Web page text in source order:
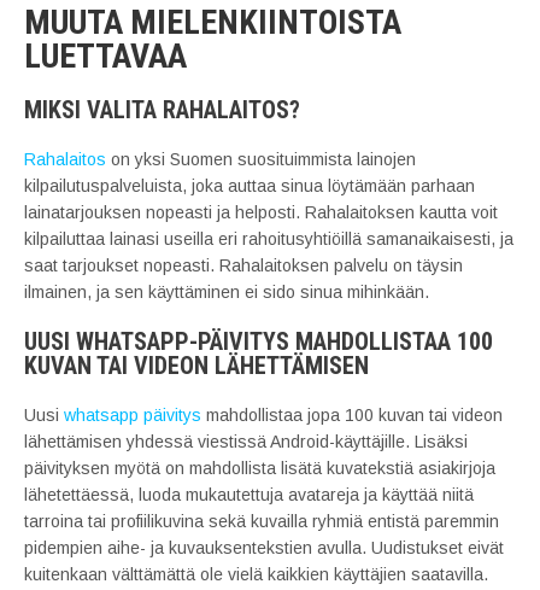
MUUTA MIELENKIINTOISTA
LUETTAVAA
MIKSI VALITA RAHALAITOS?
Rahalaitos on yksi Suomen suosituimmista lainojen
kilpailutuspalveluista, joka auttaa sinua löytämään parhaan
lainatarjouksen nopeasti ja helposti. Rahalaitoksen kautta voit
kilpailuttaa lainasi useilla eri rahoitusyhtiöillä samanaikaisesti, ja
saat tarjoukset nopeasti. Rahalaitoksen palvelu on täysin
ilmainen, ja sen käyttäminen ei sido sinua mihinkään.
UUSI WHATSAPP-PÄIVITYS MAHDOLLISTAA 100
KUVAN TAI VIDEON LÄHETTÄMISEN
Uusi whatsapp päivitys mahdollistaa jopa 100 kuvan tai videon
lähettämisen yhdessä viestissä Android-käyttäjille. Lisäksi
päivityksen myötä on mahdollista lisätä kuvatekstiä asiakirjoja
lähetettäessä, luoda mukautettuja avatareja ja käyttää niitä
tarroina tai profiilikuvina sekä kuvailla ryhmiä entistä paremmin
pidempien aihe- ja kuvauksentekstien avulla. Uudistukset eivät
kuitenkaan välttämättä ole vielä kaikkien käyttäjien saatavilla.